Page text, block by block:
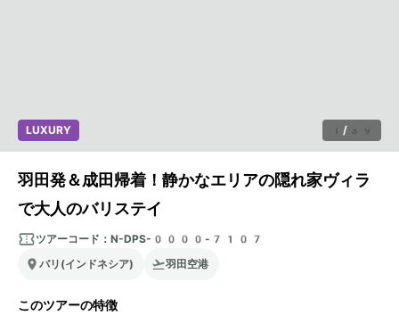
1 / 39
LUXURY
羽田発＆成田帰着！静かなエリアの隠れ家ヴィラ
で大人のバリステイ
ツアーコード： N-DPS-0000-7107
バリ(インドネシア)
羽田空港
このツアーの特徴